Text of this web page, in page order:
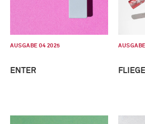
AUSGABE 04 2025
ENTER